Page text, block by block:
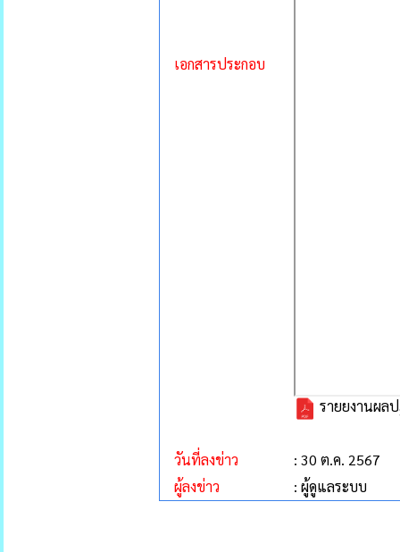
เอกสารประกอบ
รายยงานผล
วันที่ลงข่าว
: 30 ต.ค. 2567
ผู้ลงข่าว
: ผู้ดูแลระบบ